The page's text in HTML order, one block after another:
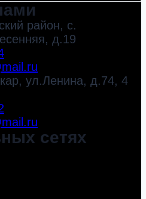
район, с.
д.19
ул.Ленина, д.74, 4
сетях